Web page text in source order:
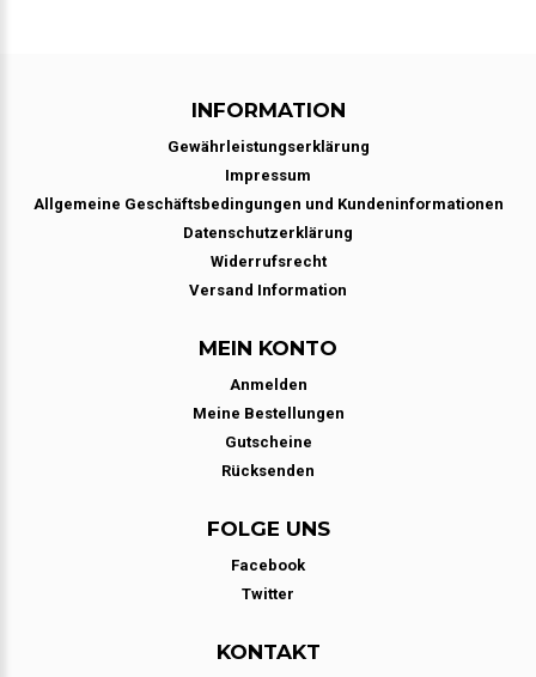
INFORMATION
Gewährleistungserklärung
Impressum
Allgemeine Geschäftsbedingungen und Kundeninformationen
Datenschutzerklärung
Widerrufsrecht
Versand Information
MEIN KONTO
Anmelden
Meine Bestellungen
Gutscheine
Rücksenden
FOLGE UNS
Facebook
Twitter
KONTAKT